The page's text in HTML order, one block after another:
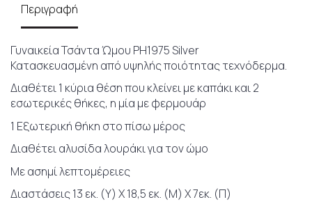
Περιγραφή
Γυναικεία Τσάντα Ώμου PH1975 Silver
Κατασκευασμένη από υψηλής ποιότητας τεχνόδερμα.
Διαθέτει 1 κύρια θέση που κλείνει με καπάκι και 2
εσωτερικές θήκες, η μία με φερμουάρ
1 Εξωτερική θήκη στο πίσω μέρος
Διαθέτει αλυσίδα λουράκι για τον ώμο
Με ασημί λεπτομέρειες
Διαστάσεις 13 εκ. (Υ) Χ 18,5 εκ. (Μ) Χ 7εκ. (Π)